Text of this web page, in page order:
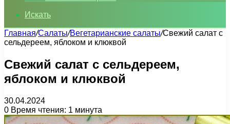
Искать
Главная/Салаты/Вегетарианские салаты/Свежий салат с
сельдереем, яблоком и клюквой
Свежий салат с сельдереем,
яблоком и клюквой
30.04.2024
0 Время чтения: 1 минута